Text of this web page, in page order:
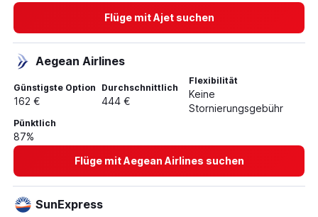
Flüge mit Ajet suchen
Aegean Airlines
Günstigste Option
162 €
Durchschnittlich
444 €
Flexibilität
Keine
Stornierungsgebühr
Pünktlich
87%
Flüge mit Aegean Airlines suchen
SunExpress